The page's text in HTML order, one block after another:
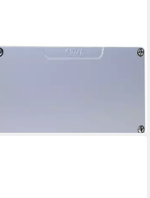
Aluminiumguss-
GA - IP66 9110.210